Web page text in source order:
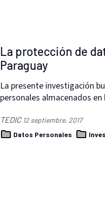
La protección de
Paraguay
La presente investigación
personales almacenados
TEDIC 12 septiembre, 2017
Datos Personales